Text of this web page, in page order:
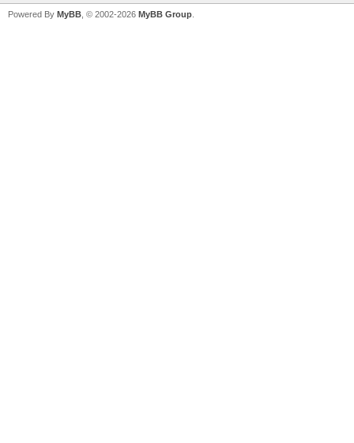
Powered By MyBB , © 2002-2026 MyBB Group